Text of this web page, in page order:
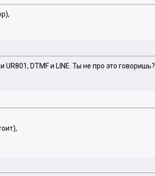
DTMF и LINE. Ты не про это говоришь?